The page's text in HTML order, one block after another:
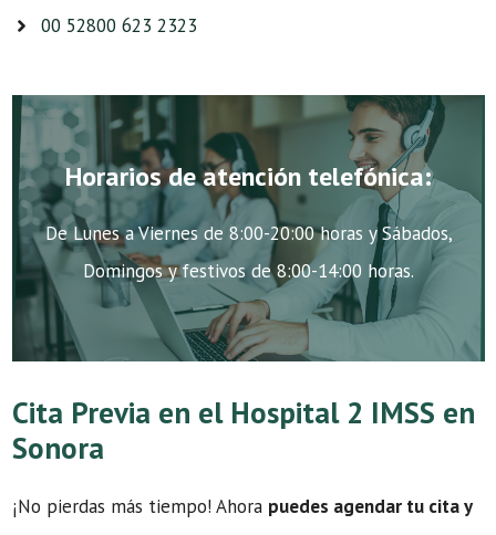
00 52800 623 2323
Horarios de atención telefónica:
De Lunes a Viernes de 8:00-20:00 horas y Sábados,
Domingos y festivos de 8:00-14:00 horas.
Cita Previa en el Hospital 2 IMSS en
Sonora
¡No pierdas más tiempo! Ahora puedes agendar tu cita y